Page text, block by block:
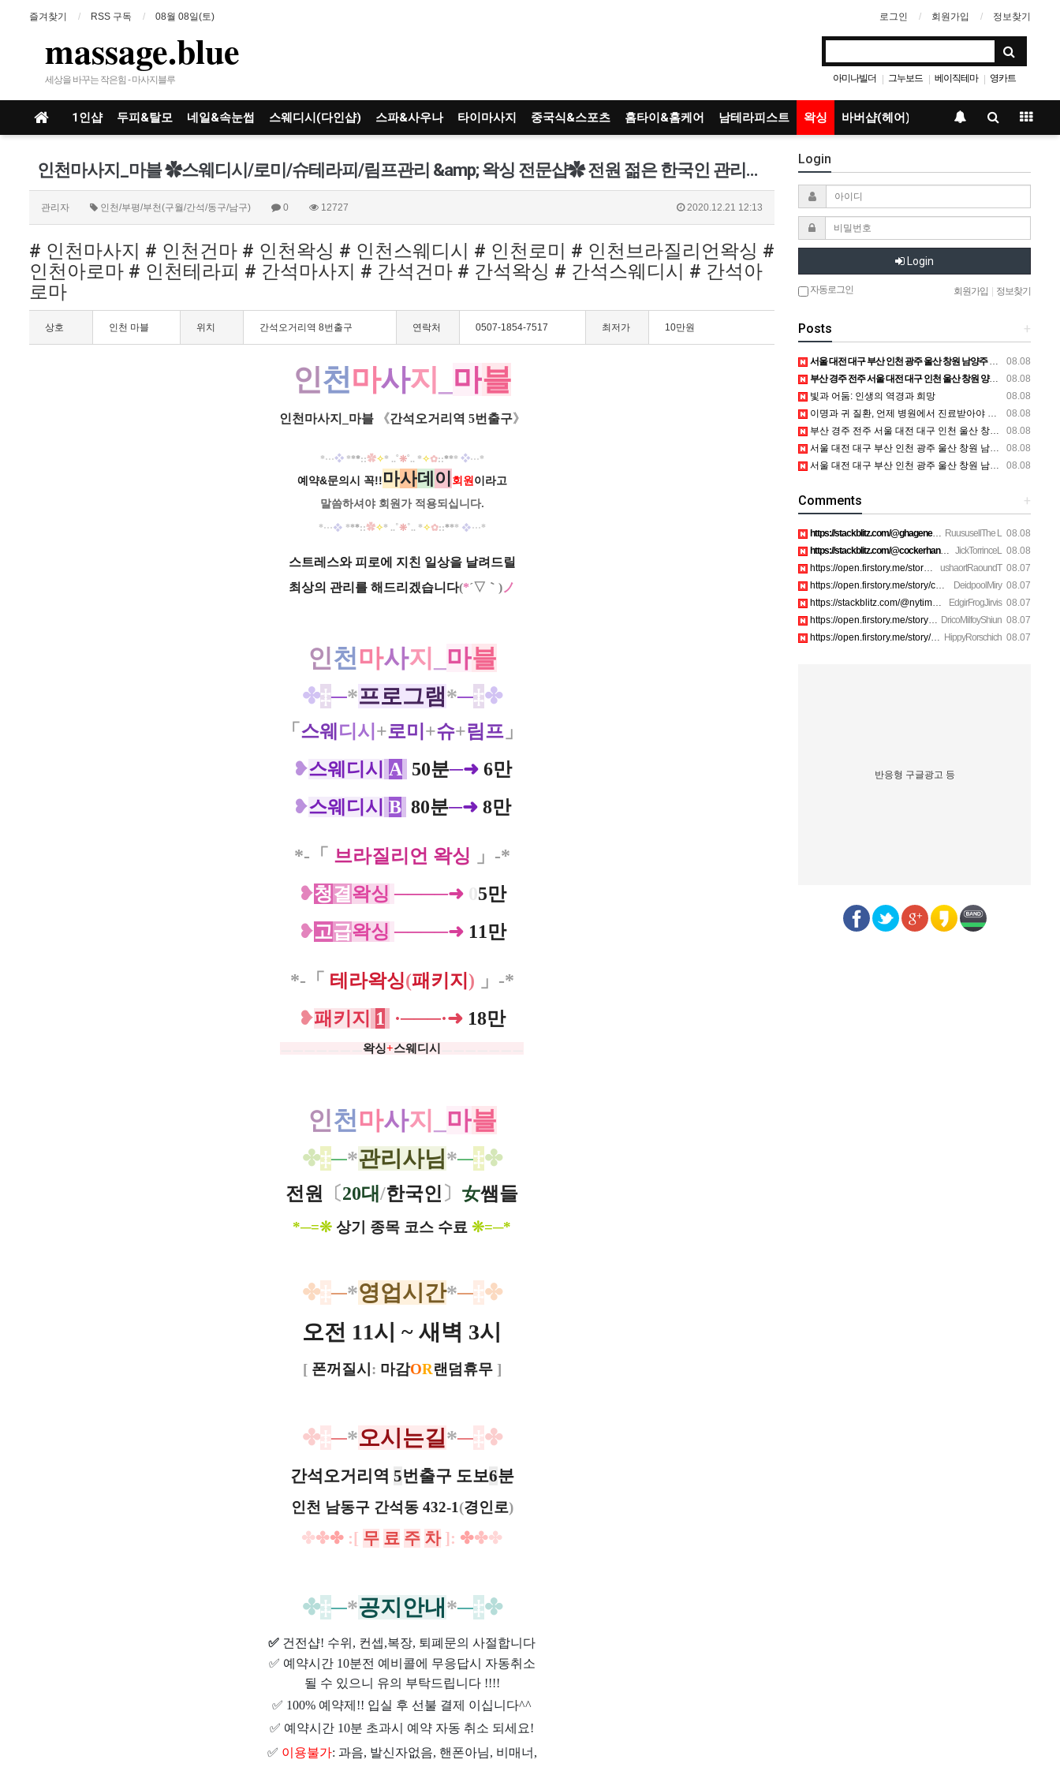
즐겨찾기 RSS 구독 08월 08일(토) 로그인 회원가입 정보찾기
massage.blue
세상을 바꾸는 작은힘 - 마사지블루 아미나빌더 | 그누보드 | 베이직테마 | 영카트
1인샵 두피&탈모 네일&속눈썹 스웨디시(다인샵) 스파&사우나 타이마사지 중국식&스포츠 홈타이&홈케어 남테라피스트 왁싱 바버샵(헤어)
인천마사지_마블 ✿스웨디시/로미/슈테라피/림프관리 &amp; 왁싱 전문샵✿ 전원 젊은 한국인 관리사님 ✿♡ ๑◕‿◕๑…
관리자 인천/부평/부천(구월/간석/동구/남구) 0 12727 2020.12.21 12:13
# 인천마사지 # 인천건마 # 인천왁싱 # 인천스웨디시 # 인천로미 # 인천브라질리언왁싱 #
인천아로마 # 인천테라피 # 간석마사지 # 간석건마 # 간석왁싱 # 간석스웨디시 # 간석아
로마
상호 인천 마블 위치 간석오거리역 8번출구 연락처 0507-1854-7517 최저가 10만원
인천마사지 마블
인천마사지_마블 《간석오거리역 5번출구》
*···❖ ***::✿✧* ..˚❊˚.. *✧✿::*** ❖···*
예약&문의시 꼭!!마사데 이 회원 이라고
말씀하셔야 회원가 적용되십니다.
*···❖ ***::✿✧* ..˚❊˚.. *✧✿::*** ❖···*
스트레스와 피로에 지친 일상을 날려드릴
최상의 관리를 해드리겠습니다(*´▽｀) ノ
인천마사지 마블
✤‡─*프로그램*─‡✤
「 스웨 디시 +로미 +슈+림프」
❥스웨디시 A 50분─➜ 6만
❥스웨디시 B 80분─➜ 8만
*-「 브라질리언 왁싱
」-*
❥청결 왁싱 ────➜
5만
❥고급왁싱 ────➜11만
*-「 테라왁싱(패키지 )
」-*
❥패키지 1 ·───·➜ 18만
왁싱+스웨디시
인천마사지 마블
✤‡─*관리사님*─‡✤
전원 〔 20대/한국인 〕 女쌤들
*─=❊ 상기 종목 코스 수료 ❊=─​*
✤‡─*영업시간*─‡✤
오전 11시 ~ 새벽 3시
[폰꺼질시 : 마감OR랜덤휴무]
✤‡ ─*오시는길*─‡ ✤
간석오거리역 5번출구 도보6분
인천 남동구 간석동 432-1(경인로)
✤✤✤ :[ 무 료 주 차]:​ ✤✤✤
✤‡─*공지안내 *─‡✤
✅ 건전샵! 수위, 컨셉,복장, 퇴폐문의 사절합니다
✅ 예약시간 10분전 예비콜에 무응답시 자동취소
될 수 있으니 유의 부탁드립니다 !!!!
✅ 100% 예약제!! 입실 후 선불 결제 이십니다^^
✅ 예약시간 10분 초과시 예약 자동 취소 되세요!
✅ 이용불가: 과음, 발신자없음, 핸폰아님, 비매너,
Login
Login
자동로그인 회원가입 정보찾기
+
Posts
08.08
서울 대전 대구 부산 인천 광주 울산 창원 남양주 이혼전문변호사 정보
08.08
부산 경주 전주 서울 대전 대구 인천 울산 창원 양산 포항 천안 평택 용인 고양 성남 수원 일수, 미용학원, 가족사진, 점집, 한복대여, 독학재수학원, 재회부적 정보
08.08
빛과 어둠: 인생의 역경과 희망
08.08
이명과 귀 질환, 언제 병원에서 진료받아야 할까요?
08.08
부산 경주 전주 서울 대전 대구 인천 울산 창원 양산 포항 천안 평택 용인 고양 성남 수원 일수, 미용학원, 가족사진, 점집, 한복대여, 독학재수학원, 재회부적 정보
08.08
서울 대전 대구 부산 인천 광주 울산 창원 남양주 이혼전문변호사 정보
08.08
서울 대전 대구 부산 인천 광주 울산 창원 남양주 이혼전문변호사 정보
+
Comments
RuususellThe L 08.08
https://stackblitz.com/@ghagenes74/collections/what-happens-…
JickTorrinceL 08.08
https://stackblitz.com/@cockerhanstartup/collections/help__-…
ushaortRaoundT 08.07
https://open.firstory.me/story/cmsip2pjw1a3701z6ftwa1gpl htt…
DeidpoolMiry 08.07
https://open.firstory.me/story/cmsiqku8m17ah01yqc4c6208e htt…
EdgirFrogJirvis 08.07
https://stackblitz.com/@nytimes/collections/how-to-turn-off-…
DricoMilfoyShiun 08.07
https://open.firstory.me/story/cmsiozsiy17o601yk4yp1bpeu htt…
HippyRorschich 08.07
https://open.firstory.me/story/cmsiqkyx2175p01xi1dox23a6 htt…
반응형 구글광고 등